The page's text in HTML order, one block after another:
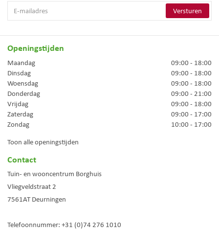
Openingstijden
Maandag
09:00 - 18:00
Dinsdag
09:00 - 18:00
Woensdag
09:00 - 18:00
Donderdag
09:00 - 21:00
Vrijdag
09:00 - 18:00
Zaterdag
09:00 - 17:00
Zondag
10:00 - 17:00
Toon alle openingstijden
Contact
Tuin- en wooncentrum Borghuis
Vliegveldstraat 2
7561AT Deurningen
Telefoonnummer: +31 (0)74 276 1010